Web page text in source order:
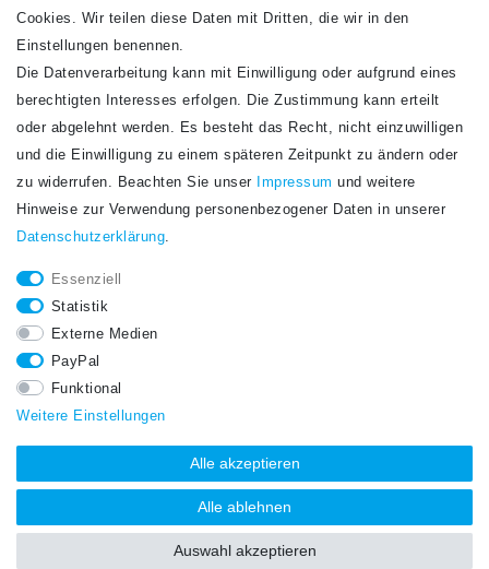
Newsletter
Honig
Hiermit bestätige ich, dass ich dieDaten­schutz­erklärunggelesen habe. Meine
STAY CONNECTED.
Cookies. Wir teilen diese Daten mit Dritten, die wir in den
Einstellungen benennen.
Die Datenverarbeitung kann mit Einwilligung oder aufgrund eines
berechtigten Interesses erfolgen. Die Zustimmung kann erteilt
oder abgelehnt werden. Es besteht das Recht, nicht einzuwilligen
und die Einwilligung zu einem späteren Zeitpunkt zu ändern oder
zu widerrufen. Beachten Sie unser
Impressum und weitere
Hinweise zur Verwendung personenbezogener Daten in unserer
Daten­schutz­erklärung.
Essenziell
Statistik
Externe Medien
PayPal
Funktional
Weitere Einstellungen
Alle akzeptieren
Alle ablehnen
Auswahl akzeptieren